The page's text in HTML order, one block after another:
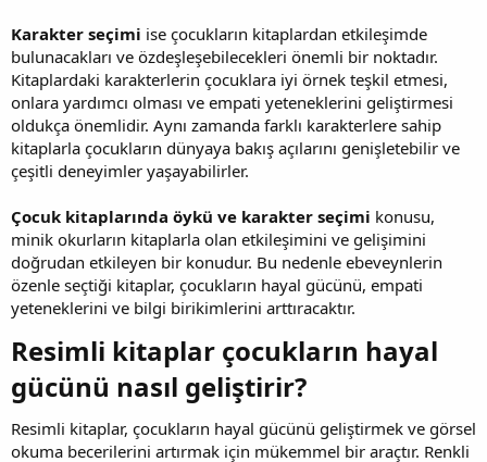
Karakter seçimi ise çocukların kitaplardan etkileşimde
bulunacakları ve özdeşleşebilecekleri önemli bir noktadır.
Kitaplardaki karakterlerin çocuklara iyi örnek teşkil etmesi,
onlara yardımcı olması ve empati yeteneklerini geliştirmesi
oldukça önemlidir. Aynı zamanda farklı karakterlere sahip
kitaplarla çocukların dünyaya bakış açılarını genişletebilir ve
çeşitli deneyimler yaşayabilirler.
Çocuk kitaplarında öykü ve karakter seçimi konusu,
minik okurların kitaplarla olan etkileşimini ve gelişimini
doğrudan etkileyen bir konudur. Bu nedenle ebeveynlerin
özenle seçtiği kitaplar, çocukların hayal gücünü, empati
yeteneklerini ve bilgi birikimlerini arttıracaktır.
Resimli kitaplar çocukların hayal
gücünü nasıl geliştirir?​
Resimli kitaplar, çocukların hayal gücünü geliştirmek ve görsel
okuma becerilerini artırmak için mükemmel bir araçtır. Renkli